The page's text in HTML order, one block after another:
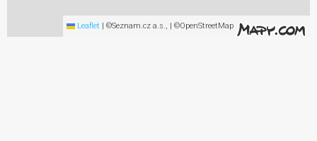
Leaflet | ©Seznam.cz a.s., | ©OpenStreetMap